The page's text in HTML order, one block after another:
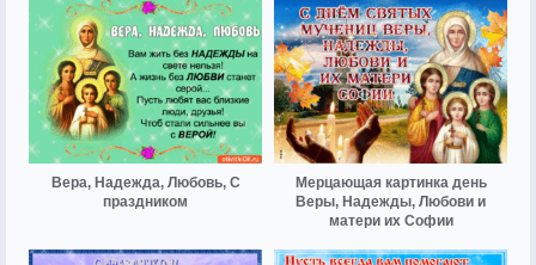
Вера, Надежда, Любовь, С
праздником
Мерцающая картинка день
Веры, Надежды, Любови и
матери их Софии